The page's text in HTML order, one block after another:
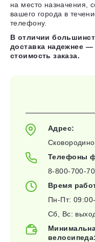
на место назначения,
вашего города в
телефону.
В отличии
доставка надежнее —
стоимость заказа.
Адрес:
Телефоны
8-800-700-
Время
Пн-Пт:
Сб, Вс:
велосипеда: